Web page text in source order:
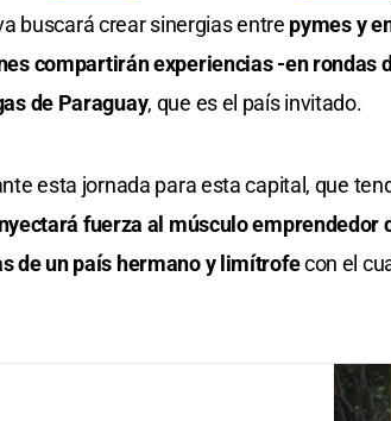
buscará crear sinergias entre pymes y
compartirán experiencias -en rondas
de Paraguay, que es el país invitado.
esta jornada para esta capital, que
fuerza al músculo emprendedor
de un país hermano y limítrofecon el